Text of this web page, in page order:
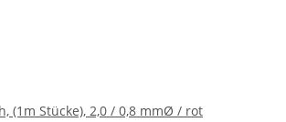
(1m Stücke), 2,0 / 0,8 mmØ / rot